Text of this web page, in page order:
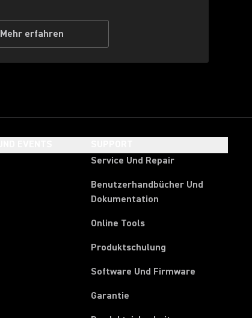
Mehr erfahren
Service Und Repair
Benutzerhandbücher Und
Dokumentation
Online Tools
Produktschulung
Software Und Firmware
Garantie